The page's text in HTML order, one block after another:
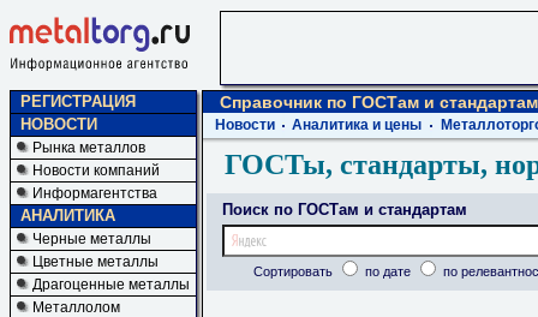
РЕГИСТРАЦИЯ
НОВОСТИ
Рынка металлов
Новости компаний
Информагентства
АНАЛИТИКА
Черные металлы
Цветные металлы
Драгоценные металлы
Металлолом
Справочник по ГОСТам и стандартам
Новости Аналитика и цены
ГОСТы, стандарты,
Поиск по ГОСТам и стандартам
Сортировать по дате по